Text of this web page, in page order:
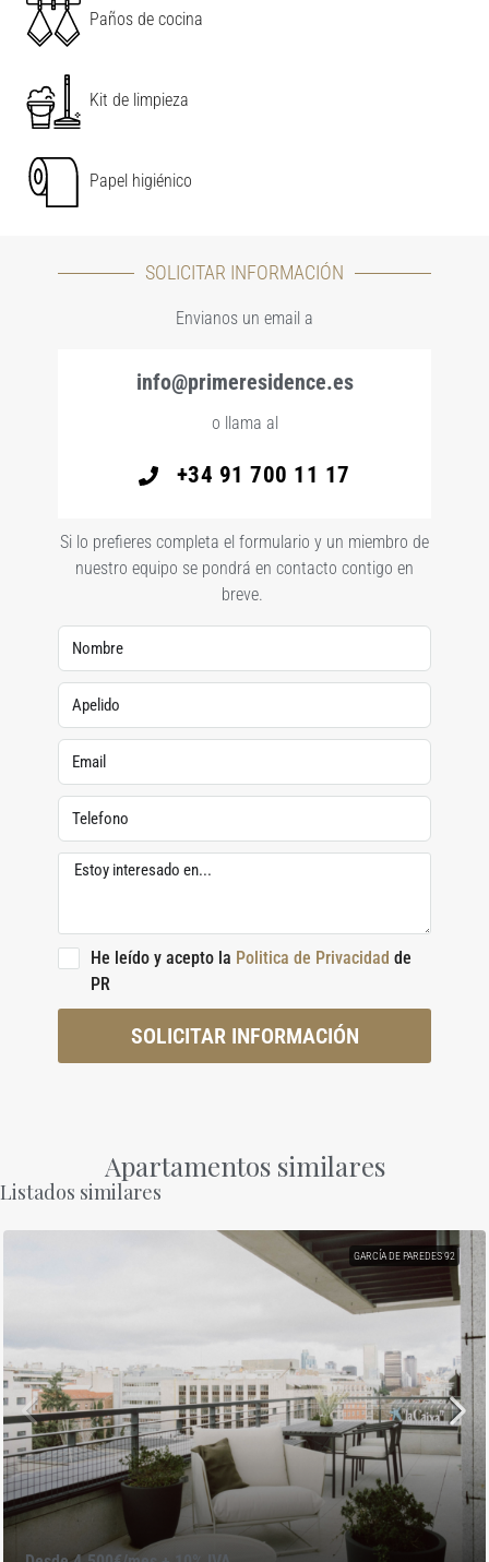
Paños de cocina
Kit de limpieza
Papel higiénico
SOLICITAR INFORMACIÓN
Envianos un email a
info@primeresidence.es
o llama al
+34 91 700 11 17
Si lo prefieres completa el formulario y un miembro de
nuestro equipo se pondrá en contacto contigo en
breve.
He leído y acepto la Politica de Privacidad de
PR
SOLICITAR INFORMACIÓN
Apartamentos similares
Listados similares
GARCÍA DE PAREDES 92